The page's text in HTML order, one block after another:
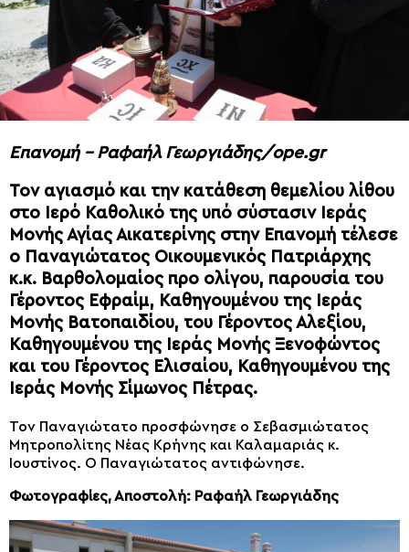
Επανομή – Ραφαήλ Γεωργιάδης/ope.gr
Τον αγιασμό και την κατάθεση θεμελίου λίθου
στο Ιερό Καθολικό της υπό σύστασιν Ιεράς
Μονής Αγίας Αικατερίνης στην Επανομή τέλεσε
ο Παναγιώτατος Οικουμενικός Πατριάρχης
κ.κ. Βαρθολομαίος προ ολίγου, παρουσία του
Γέροντος Εφραίμ, Καθηγουμένου της Ιεράς
Μονής Βατοπαιδίου, του Γέροντος Αλεξίου,
Καθηγουμένου της Ιεράς Μονής Ξενοφώντος
και του Γέροντος Ελισαίου, Καθηγουμένου της
Ιεράς Μονής Σίμωνος Πέτρας.
Τον Παναγιώτατο προσφώνησε ο Σεβασμιώτατος
Μητροπολίτης Νέας Κρήνης και Καλαμαριάς κ.
Ιουστίνος. Ο Παναγιώτατος αντιφώνησε.
Φωτογραφίες, Αποστολή: Ραφαήλ Γεωργιάδης